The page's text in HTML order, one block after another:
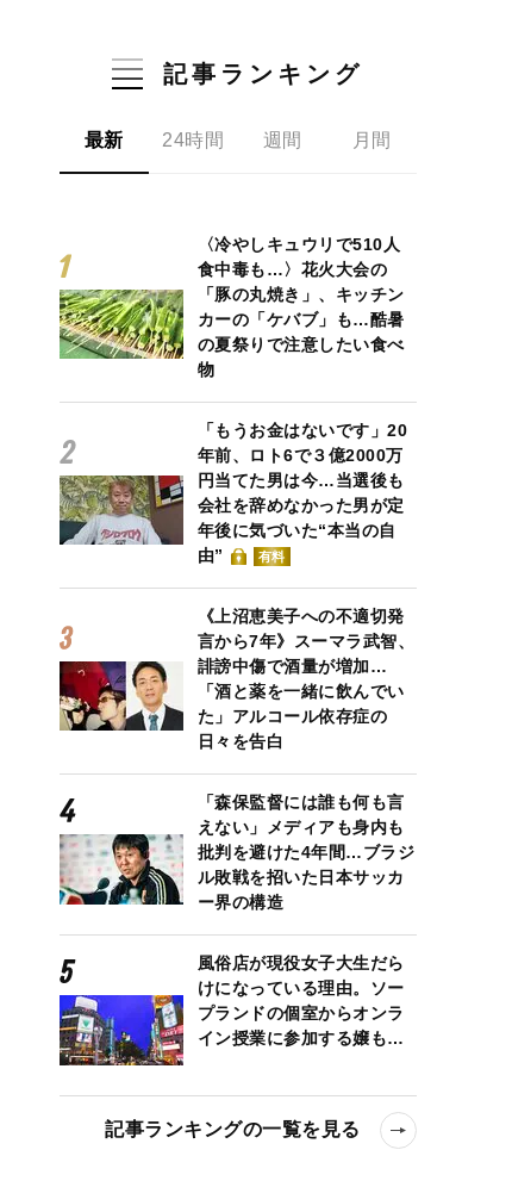
記事ランキング
最新 24時間 週間 月間
〈冷やしキュウリで510人
食中毒も…〉花火大会の
「豚の丸焼き」、キッチン
カーの「ケバブ」も…酷暑
の夏祭りで注意したい食べ
物
「もうお金はないです」20
年前、ロト6で３億2000万
円当てた男は今…当選後も
会社を辞めなかった男が定
年後に気づいた“本当の自
由”
有料
《上沼恵美子への不適切発
言から7年》スーマラ武智、
誹謗中傷で酒量が増加…
「酒と薬を一緒に飲んでい
た」アルコール依存症の
日々を告白
「森保監督には誰も何も言
えない」メディアも身内も
批判を避けた4年間…ブラジ
ル敗戦を招いた日本サッカ
ー界の構造
風俗店が現役女子大生だら
けになっている理由。ソー
プランドの個室からオンラ
イン授業に参加する嬢も…
記事ランキングの一覧を見る